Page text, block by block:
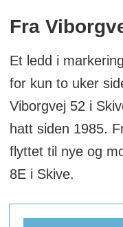
Fra
Et ledd i
for kun to uker
Viborgvej 52 i
hatt siden 1985.
flyttet til nye og
8E i Skive.